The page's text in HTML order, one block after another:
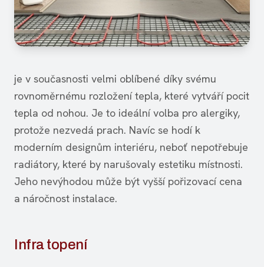
je v současnosti velmi oblíbené díky svému
rovnoměrnému rozložení tepla, které vytváří pocit
tepla od nohou. Je to ideální volba pro alergiky,
protože nezvedá prach. Navíc se hodí k
moderním designům interiéru, neboť nepotřebuje
radiátory, které by narušovaly estetiku místnosti.
Jeho nevýhodou může být vyšší pořizovací cena
a náročnost instalace.
Infra topení